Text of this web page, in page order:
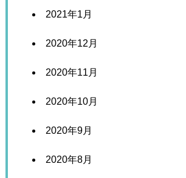
2021年1月
2020年12月
2020年11月
2020年10月
2020年9月
2020年8月